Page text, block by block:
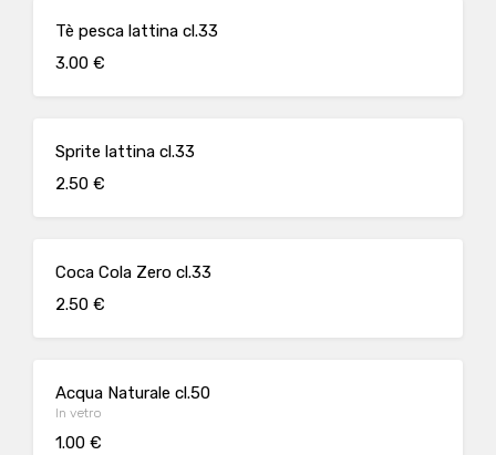
Tè pesca lattina cl.33
3.00 €
Sprite lattina cl.33
2.50 €
Coca Cola Zero cl.33
2.50 €
Acqua Naturale cl.50
In vetro
1.00 €